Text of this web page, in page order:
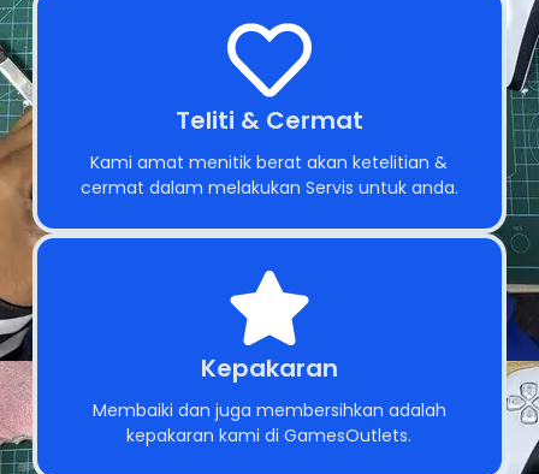
Teliti & Cermat
Kami amat menitik berat akan ketelitian &
cermat dalam melakukan Servis untuk anda.
Kepakaran
Membaiki dan juga membersihkan adalah
kepakaran kami di GamesOutlets.